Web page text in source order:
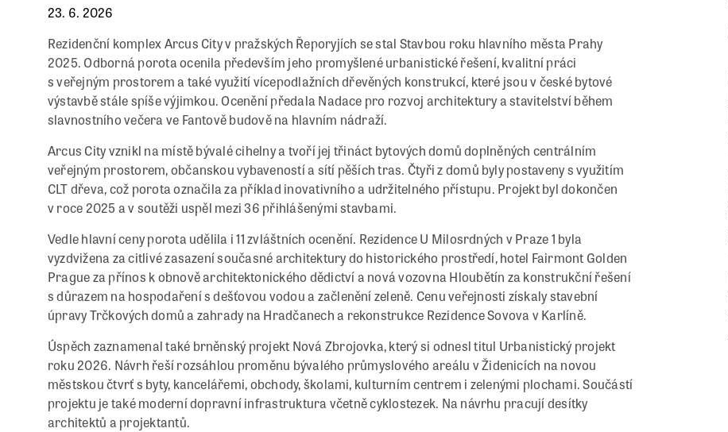
23. 6. 2026
Rezidenční komplex Arcus City v pražských Řeporyjích se stal Stavbou roku hlavního města Prahy
2025. Odborná porota ocenila především jeho promyšlené urbanistické řešení, kvalitní práci
s veřejným prostorem a také využití vícepodlažních dřevěných konstrukcí, které jsou v české bytové
výstavbě stále spíše výjimkou. Ocenění předala Nadace pro rozvoj architektury a stavitelství během
slavnostního večera ve Fantově budově na hlavním nádraží.
Arcus City vznikl na místě bývalé cihelny a tvoří jej třináct bytových domů doplněných centrálním
veřejným prostorem, občanskou vybaveností a sítí pěších tras. Čtyři z domů byly postaveny s využitím
CLT dřeva, což porota označila za příklad inovativního a udržitelného přístupu. Projekt byl dokončen
v roce 2025 a v soutěži uspěl mezi 36 přihlášenými stavbami.
Vedle hlavní ceny porota udělila i 11 zvláštních ocenění. Rezidence U Milosrdných v Praze 1 byla
vyzdvižena za citlivé zasazení současné architektury do historického prostředí, hotel Fairmont Golden
Prague za přínos k obnově architektonického dědictví a nová vozovna Hloubětín za konstrukční řešení
s důrazem na hospodaření s dešťovou vodou a začlenění zeleně. Cenu veřejnosti získaly stavební
úpravy Trčkových domů a zahrady na Hradčanech a rekonstrukce Rezidence Sovova v Karlíně.
Úspěch zaznamenal také brněnský projekt Nová Zbrojovka, který si odnesl titul Urbanistický projekt
roku 2026. Návrh řeší rozsáhlou proměnu bývalého průmyslového areálu v Židenicích na novou
městskou čtvrť s byty, kancelářemi, obchody, školami, kulturním centrem i zelenými plochami. Součástí
projektu je také moderní dopravní infrastruktura včetně cyklostezek. Na návrhu pracují desítky
architektů a projektantů.